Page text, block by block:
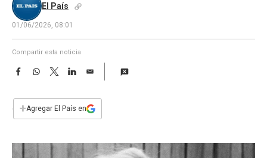
El País
01/06/2026, 08:01
Compartir esta noticia
F
e
b
W
s
T
w
t
L
n
E
i
l
+Agregar El País en